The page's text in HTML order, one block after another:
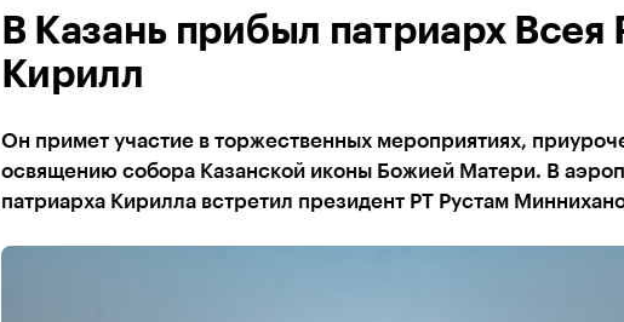
В Казань прибыл патриарх Всея
Кирилл
Он примет участие в торжественных мероприятиях,
освящению собора Казанской иконы Божией Матери. В
патриарха Кирилла встретил президент РТ Рустам